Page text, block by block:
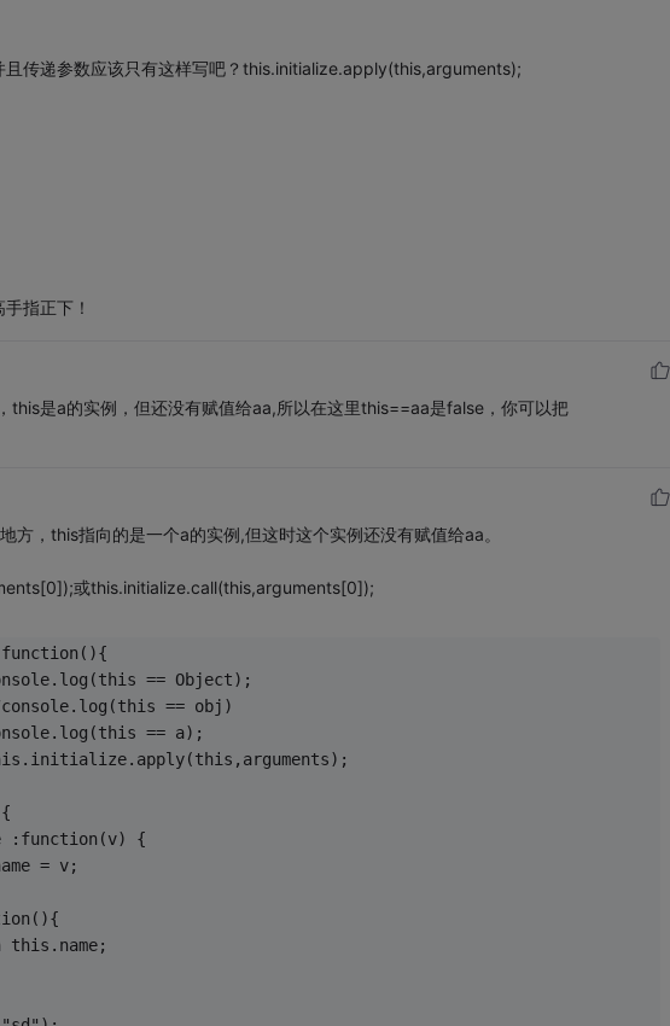
且传递参数应该只有这样写吧？this.initialize.apply(this,arguments);
指正下！
是a的实例，但还没有赋值给aa,所以在这里this==aa是false，你可以把
方，this指向的是一个a的实例,但这时这个实例还没有赋值给aa。
或this.initialize.call(this,arguments[0]);
== Object);
== obj)
== a);
{
:function(v) {
= v;
this.name;